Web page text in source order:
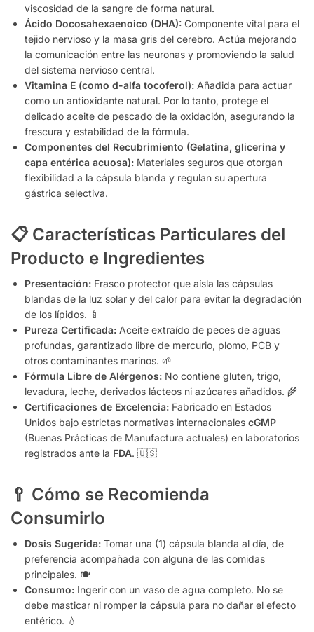
viscosidad de la sangre de forma natural.
Ácido Docosahexaenoico (DHA): Componente vital para el
tejido nervioso y la masa gris del cerebro. Actúa mejorando
la comunicación entre las neuronas y promoviendo la salud
del sistema nervioso central.
Vitamina E (como d-alfa tocoferol): Añadida para actuar
como un antioxidante natural. Por lo tanto, protege el
delicado aceite de pescado de la oxidación, asegurando la
frescura y estabilidad de la fórmula.
Componentes del Recubrimiento (Gelatina, glicerina y
capa entérica acuosa): Materiales seguros que otorgan
flexibilidad a la cápsula blanda y regulan su apertura
gástrica selectiva.
📋 Características Particulares del
Producto e Ingredientes
Presentación: Frasco protector que aísla las cápsulas
blandas de la luz solar y del calor para evitar la degradación
de los lípidos. 🍼
Pureza Certificada: Aceite extraído de peces de aguas
profundas, garantizado libre de mercurio, plomo, PCB y
otros contaminantes marinos. 🌱
Fórmula Libre de Alérgenos: No contiene gluten, trigo,
levadura, leche, derivados lácteos ni azúcares añadidos. 🌾
Certificaciones de Excelencia: Fabricado en Estados
Unidos bajo estrictas normativas internacionales cGMP
(Buenas Prácticas de Manufactura actuales) en laboratorios
registrados ante la FDA. 🇺🇸
🥄 Cómo se Recomienda
Consumirlo
Dosis Sugerida: Tomar una (1) cápsula blanda al día, de
preferencia acompañada con alguna de las comidas
principales. 🍽️
Consumo: Ingerir con un vaso de agua completo. No se
debe masticar ni romper la cápsula para no dañar el efecto
entérico. 💧